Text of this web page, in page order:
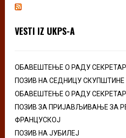
VESTI IZ UKPS-A
ОБАВЕШТЕЊЕ О РАДУ
ПОЗИВ НА СЕДНИЦУ СКУПШТИНЕ
ОБАВЕШТЕЊЕ О РАДУ
ПОЗИВ ЗА ПРИЈАВЉИВАЊЕ ЗА
ФРАНЦУСКОЈ
ПОЗИВ НА ЈУБИЛЕЈ